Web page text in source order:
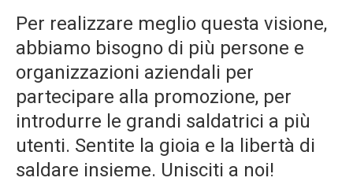
Per realizzare meglio questa visione,
abbiamo bisogno di più persone e
organizzazioni aziendali per
partecipare alla promozione, per
introdurre le grandi saldatrici a più
utenti. Sentite la gioia e la libertà di
saldare insieme. Unisciti a noi!